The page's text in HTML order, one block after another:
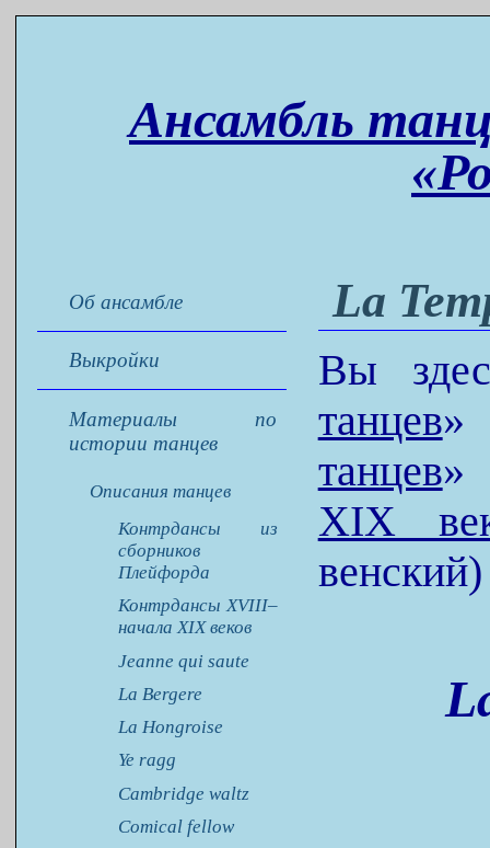
Ансамбль
Об ансамбле
Выкройки
Материалы по
истории танцев
Описания танцев
Контрдансы из
сборников
Плейфорда
Контрдансы XVIII–
начала XIX веков
Jeanne qui saute
La Bergere
La Hongroise
Ye ragg
Cambridge waltz
Comical fellow
La
Вы
танцев
танцев
XIX
венский)